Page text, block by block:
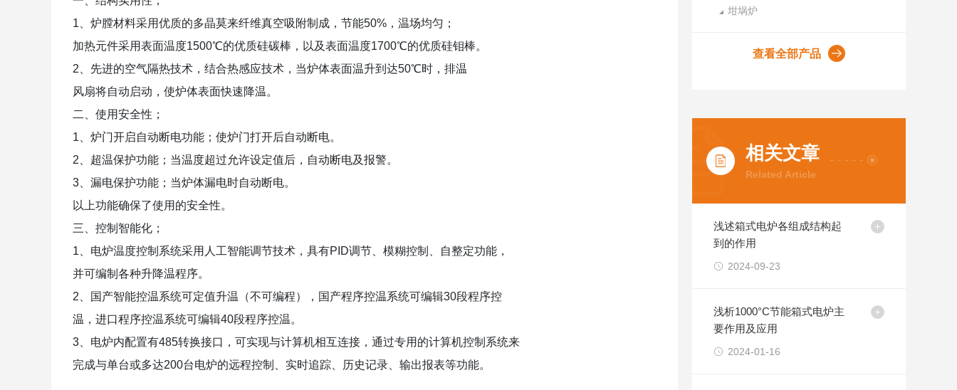
坩埚炉
查看全部产品
相关文章
Related Article
浅述箱式电炉各组成结构起
到的作用
2024-09-23
浅析1000°C节能箱式电炉主
要作用及应用
2024-01-16
1 、炉膛材料采用优质的多晶莫来纤维真空吸附制成，节能50% ，温场均匀；
加热元件采用表面温度1500℃的优质硅碳棒，以及表面温度1700℃的优质硅钼棒。
2 、先进的空气隔热技术，结合热感应技术，当炉体表面温升到达50℃时，排温
风扇将自动启动，使炉体表面快速降温。
二、使用安全性；
1 、炉门开启自动断电功能；使炉门打开后自动断电。
2 、超温保护功能；当温度超过允许设定值后，自动断电及报警。
3 、漏电保护功能；当炉体漏电时自动断电。
以上功能确保了使用的安全性。
三、控制智能化；
1 、电炉温度控制系统采用人工智能调节技术，具有PID调节、模糊控制、自整定功能，
并可编制各种升降温程序。
2 、国产智能控温系统可定值升温（不可编程），国产程序控温系统可编辑30段程序控
温，进口程序控温系统可编辑40段程序控温。
3 、电炉内配置有485转换接口，可实现与计算机相互连接，通过专用的计算机控制系统来
完成与单台或多达200台电炉的远程控制、实时追踪、历史记录、输出报表等功能。